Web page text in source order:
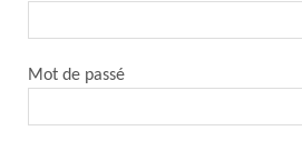
Mot de passé